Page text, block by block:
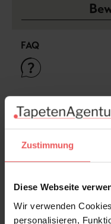
Zustimmung
Diese Webseite
Wir verwenden
personalisieren,
FAQ
Sie haben Fragen zum
Frage stellen
+49 (0)221 932 81 82
Produktgalerie
Variante